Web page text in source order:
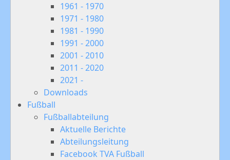
1961 - 1970
1971 - 1980
1981 - 1990
1991 - 2000
2001 - 2010
2011 - 2020
2021 -
Downloads
Fußball
Fußballabteilung
Aktuelle Berichte
Abteilungsleitung
Facebook TVA Fußball